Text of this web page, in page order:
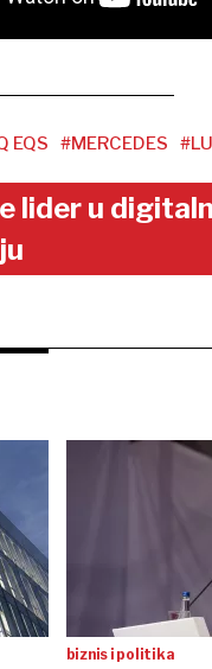
EQS #MERCEDES
lider u
biznis i politika